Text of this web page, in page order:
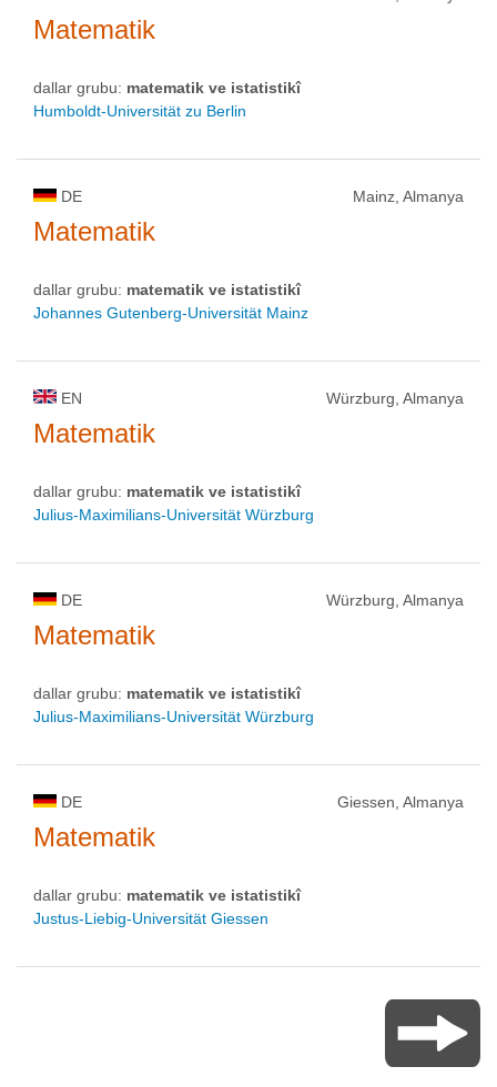
Matematik
dallar grubu: matematik ve istatistikî
Humboldt-Universität zu Berlin
DE Mainz, Almanya
Matematik
dallar grubu: matematik ve istatistikî
Johannes Gutenberg-Universität Mainz
EN Würzburg, Almanya
Matematik
dallar grubu: matematik ve istatistikî
Julius-Maximilians-Universität Würzburg
DE Würzburg, Almanya
Matematik
dallar grubu: matematik ve istatistikî
Julius-Maximilians-Universität Würzburg
DE Giessen, Almanya
Matematik
dallar grubu: matematik ve istatistikî
Justus-Liebig-Universität Giessen